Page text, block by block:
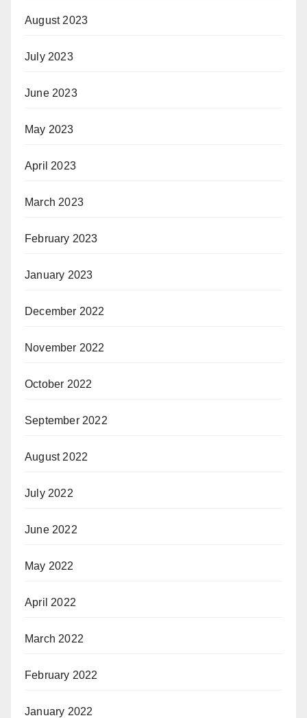
August 2023
July 2023
June 2023
May 2023
April 2023
March 2023
February 2023
January 2023
December 2022
November 2022
October 2022
September 2022
August 2022
July 2022
June 2022
May 2022
April 2022
March 2022
February 2022
January 2022